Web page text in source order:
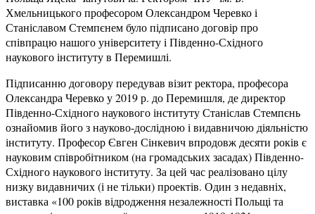
Хмельницького професором Олександром Черевко і
Станіславом Стемпєнем було підписано договір про
співпрацю нашого університету і Південно-Східного
наукового інституту в Перемишлі.
Підписанню договору передував візит ректора, професора
Олександра Черевко у 2019 р. до Перемишля, де директор
Південно-Східного наукового інституту Станіслав Стемпєнь
ознайомив його з науково-дослідною і видавничою діяльністю
інституту. Професор Євген Сінкевич впродовж десяти років є
науковим співробітником (на громадських засадах) Південно-
Східного наукового інституту. За цей час реалізовано цілу
низку видавничих (і не тільки) проектів. Один з недавніх,
виставка «100 років відродження незалежності Польщі та